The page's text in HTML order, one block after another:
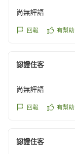
尚無評語
回報 有幫助
認證住客
尚無評語
回報 有幫助
認證住客